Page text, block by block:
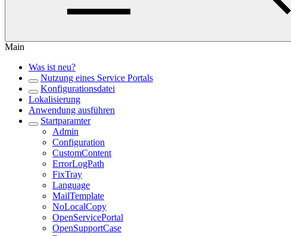
Main
Was ist neu?
Nutzung eines Service Portals
Konfigurationsdatei
Lokalisierung
Anwendung ausführen
Startparamter
Admin
Configuration
CustomContent
ErrorLogPath
FixTray
Language
MailTemplate
NoLocalCopy
OpenServicePortal
OpenSupportCase